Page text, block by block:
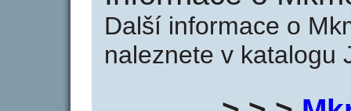
Další informace o
naleznete v katalogu